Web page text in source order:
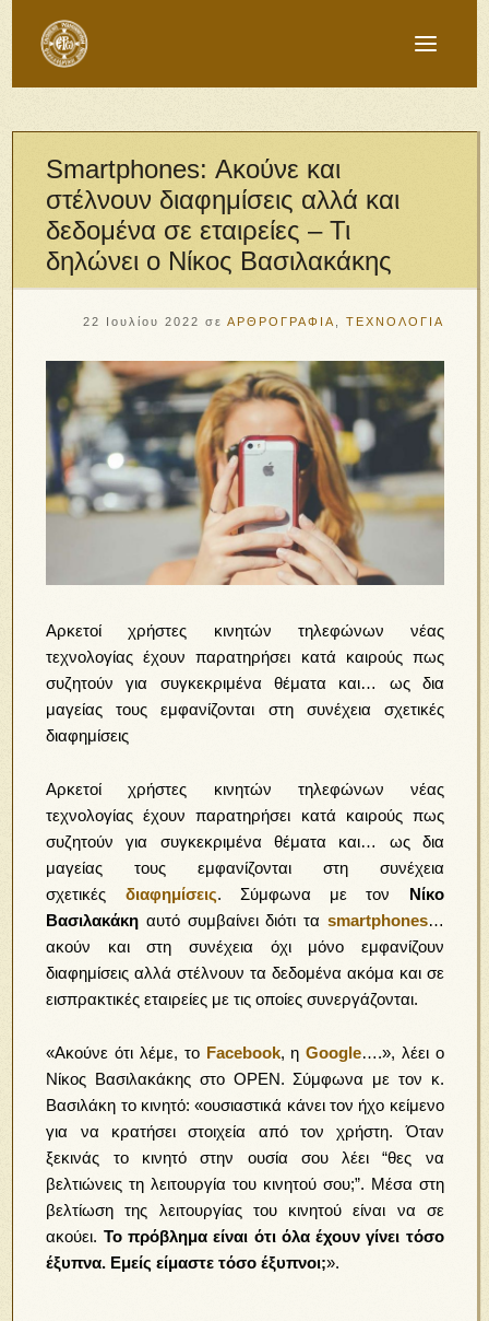
Smartphones: Ακούνε και
στέλνουν διαφημίσεις αλλά και
δεδομένα σε εταιρείες – Τι
δηλώνει ο Νίκος Βασιλακάκης
22 Ιουλίου 2022 σε ΑΡΘΡΟΓΡΑΦΙΑ ΤΕΧΝΟΛΟΓΙΑ
Αρκετοί χρήστες κινητών τηλεφώνων νέας
τεχνολογίας έχουν παρατηρήσει κατά καιρούς πως
συζητούν για συγκεκριμένα θέματα και… ως δια
μαγείας τους εμφανίζονται στη συνέχεια σχετικές
διαφημίσεις
Αρκετοί χρήστες κινητών τηλεφώνων νέας
τεχνολογίας έχουν παρατηρήσει κατά καιρούς πως
συζητούν για συγκεκριμένα θέματα και… ως δια
μαγείας τους εμφανίζονται στη συνέχεια
σχετικές διαφημίσεις. Σύμφωνα με τον Νίκο
Βασιλακάκη αυτό συμβαίνει διότι τα smartphones…
ακούν και στη συνέχεια όχι μόνο εμφανίζουν
διαφημίσεις αλλά στέλνουν τα δεδομένα ακόμα και σε
εισπρακτικές εταιρείες με τις οποίες συνεργάζονται.
«Ακούνε ότι λέμε, το Facebook, ηGoogle….», λέει ο
Νίκος Βασιλακάκης στο OPEN. Σύμφωνα με τον κ.
Βασιλάκη το κινητό: «ουσιαστικά κάνει τον ήχο κείμενο
για να κρατήσει στοιχεία από τον χρήστη. Όταν
ξεκινάς το κινητό στην ουσία σου λέει “θες να
βελτιώνεις τη λειτουργία του κινητού σου;”. Μέσα στη
βελτίωση της λειτουργίας του κινητού είναι να σε
ακούει. Το πρόβλημα είναι ότι όλα έχουν γίνει τόσο
έξυπνα. Εμείς είμαστε τόσο έξυπνοι;».